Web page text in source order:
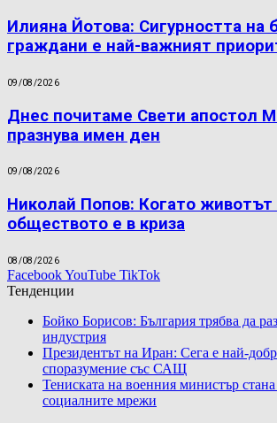
Илияна Йотова: Сигурността на
граждани е най-важният
09/08/2026
Днес почитаме Свети апостол
празнува имен ден
09/08/2026
Николай Попов: Когато
обществото е в криза
08/08/2026
FacebookYouTube TikTok
Тенденции
Бойко Борисов: България трябва да
индустрия
Президентът на Иран: Сега е най-
споразумение със САЩ
Тениската на военния министър
социалните мрежи